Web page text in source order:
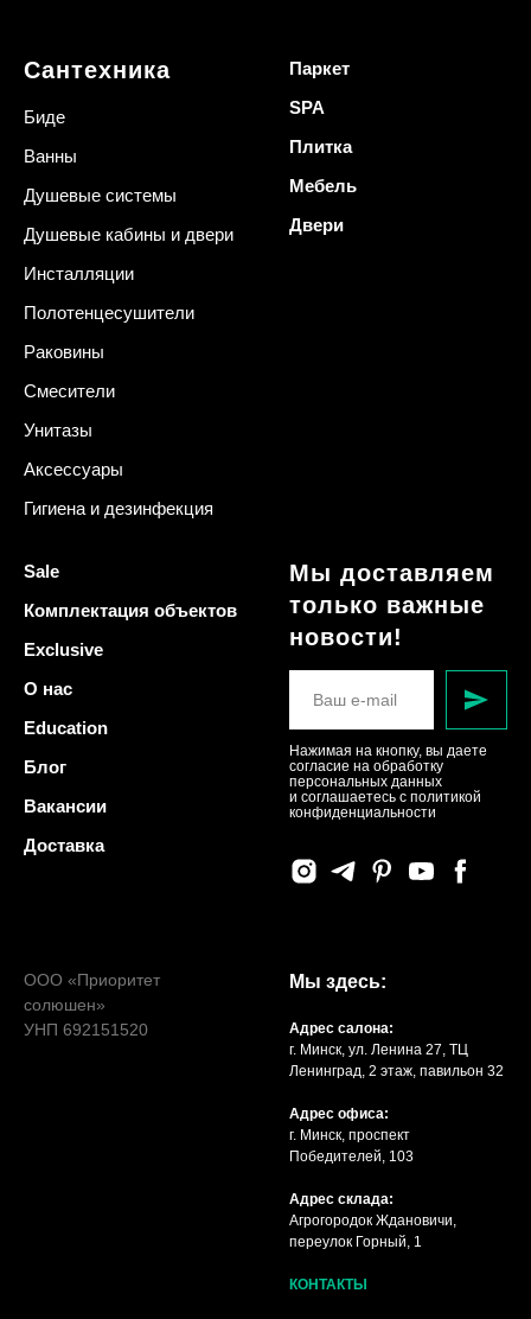
Сантехника
Биде
Ванны
Душевые системы
Душевые кабины и двери
Инсталляции
Полотенцесушители
Раковины
Смесители
Унитазы
Аксессуары
Гигиена и дезинфекция
Паркет
SPA
Плитка
Мебель
Двери
Sale
Комплектация объектов
Exclusive
О нас
Education
Блог
Вакансии
Доставка
Мы доставляем
только важные
новости!
Нажимая на кнопку, вы даете
согласие на обработку
персональных данных
и соглашаетесь c политикой
конфиденциальности
ООО «Приоритет
солюшен»
УНП 692151520
Мы здесь:
Адрес салона:
г. Минск, ул. Ленина 27, ТЦ
Ленинград, 2 этаж, павильон 32
Адрес офиса:
г. Минск, проспект
Победителей, 103
Адрес склада:
Агрогородок Ждановичи,
переулок Горный, 1
КОНТАКТЫ